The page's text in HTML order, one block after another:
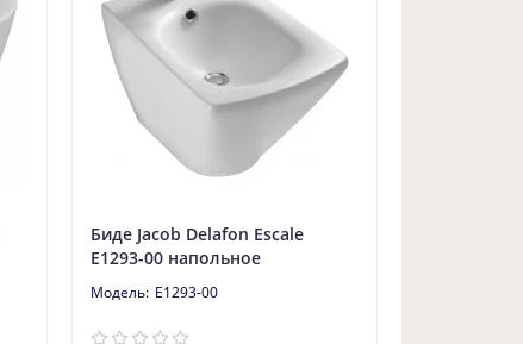
Биде Jacob Delafon Escale
E1293-00 напольное
E1293-00